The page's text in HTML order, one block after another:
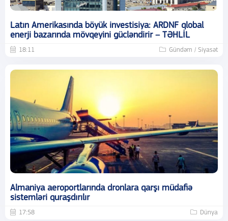
Latın Amerikasında böyük investisiya: ARDNF qlobal
enerji bazarında mövqeyini gücləndirir – TƏHLİL
18:11 Gündəm / Siyasət
Almaniya aeroportlarında dronlara qarşı müdafiə
sistemləri quraşdırılır
17:58 Dünya